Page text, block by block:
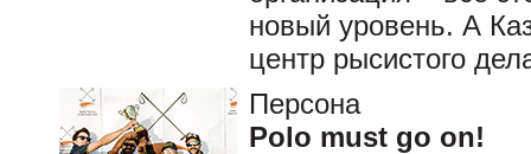
новый уровень. А
центр рысистого
Персона
Polo must go on!